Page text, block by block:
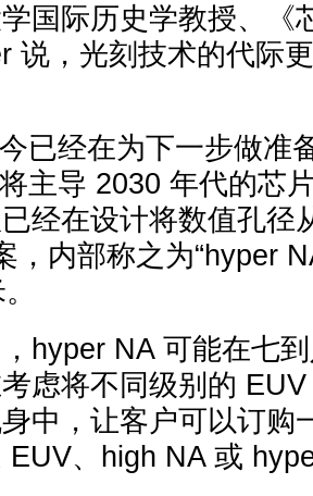
国际历史学教授、《
说，光刻技术的代际
经在为下一步做准
主导 2030 年代的芯
经在设计将数值孔径
，内部称之为“hyper
NA 可能在七到
虑将不同级别的
中，让客户可以订购
EUV、high NA 或